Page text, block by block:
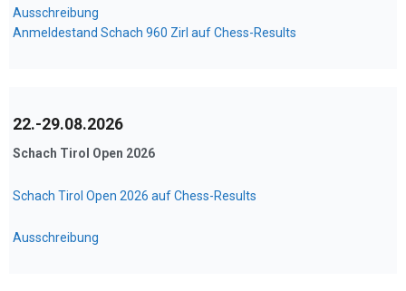
Ausschreibung
Anmeldestand Schach 960 Zirl auf Chess-Results
22.-29.08.2026
Schach Tirol Open 2026
Schach Tirol Open 2026 auf Chess-Results
Ausschreibung